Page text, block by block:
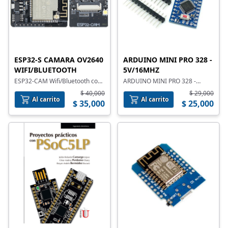
ESP32-S CAMARA OV2640
WIFI/BLUETOOTH
ESP32-CAM Wifi/Bluetooth con
camara OV2640 de 2MP
Al carrito
$ 40,000
$ 35,000
ARDUINO MINI PRO 328 -
5V/16MHZ
ARDUINO MINI PRO 328 -
5V/16MHZ
Al carrito
$ 29,000
$ 25,000